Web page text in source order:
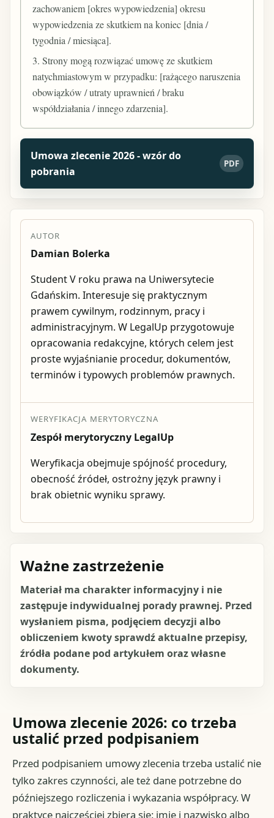
zachowaniem [okres wypowiedzenia] okresu
wypowiedzenia ze skutkiem na koniec [dnia /
tygodnia / miesiąca].
3. Strony mogą rozwiązać umowę ze skutkiem
natychmiastowym w przypadku: [rażącego naruszenia
obowiązków / utraty uprawnień / braku
współdziałania / innego zdarzenia].
Umowa zlecenie 2026 - wzór do
pobrania
PDF
AUTOR
Damian Bolerka
Student V roku prawa na Uniwersytecie
Gdańskim. Interesuje się praktycznym
prawem cywilnym, rodzinnym, pracy i
administracyjnym. W LegalUp przygotowuje
opracowania redakcyjne, których celem jest
proste wyjaśnianie procedur, dokumentów,
terminów i typowych problemów prawnych.
WERYFIKACJA MERYTORYCZNA
Zespół merytoryczny LegalUp
Weryfikacja obejmuje spójność procedury,
obecność źródeł, ostrożny język prawny i
brak obietnic wyniku sprawy.
Ważne zastrzeżenie
Materiał ma charakter informacyjny i nie
zastępuje indywidualnej porady prawnej. Przed
wysłaniem pisma, podjęciem decyzji albo
obliczeniem kwoty sprawdź aktualne przepisy,
źródła podane pod artykułem oraz własne
dokumenty.
Umowa zlecenie 2026: co trzeba
ustalić przed podpisaniem
Przed podpisaniem umowy zlecenia trzeba ustalić nie
tylko zakres czynności, ale też dane potrzebne do
późniejszego rozliczenia i wykazania współpracy. W
praktyce najczęściej zbiera się: imię i nazwisko albo